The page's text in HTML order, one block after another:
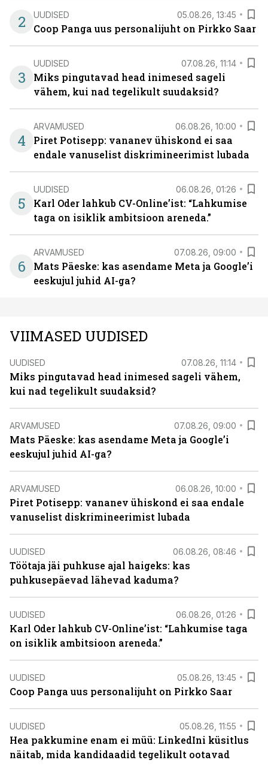
2 UUDISED 05.08.26, 13:45
Coop Panga uus personalijuht on Pirkko Saar
3
UUDISED 07.08.26, 11:14
Miks pingutavad head inimesed sageli
vähem, kui nad tegelikult suudaksid?
4
ARVAMUSED 06.08.26, 10:00
Piret Potisepp: vananev ühiskond ei saa
endale vanuselist diskrimineerimist lubada
5
UUDISED 06.08.26, 01:26
Karl Oder lahkub CV-Online’ist: “Lahkumise
taga on isiklik ambitsioon areneda.”
6
ARVAMUSED 07.08.26, 09:00
Mats Päeske: kas asendame Meta ja Google’i
eeskujul juhid AI-ga?
VIIMASED UUDISED
UUDISED 07.08.26, 11:14
Miks pingutavad head inimesed sageli vähem,
kui nad tegelikult suudaksid?
ARVAMUSED 07.08.26, 09:00
Mats Päeske: kas asendame Meta ja Google’i
eeskujul juhid AI-ga?
ARVAMUSED 06.08.26, 10:00
Piret Potisepp: vananev ühiskond ei saa endale
vanuselist diskrimineerimist lubada
UUDISED 06.08.26, 08:46
Töötaja jäi puhkuse ajal haigeks: kas
puhkusepäevad lähevad kaduma?
UUDISED 06.08.26, 01:26
Karl Oder lahkub CV-Online’ist: “Lahkumise taga
on isiklik ambitsioon areneda.”
UUDISED 05.08.26, 13:45
Coop Panga uus personalijuht on Pirkko Saar
UUDISED 05.08.26, 11:55
Hea pakkumine enam ei müü: LinkedIni küsitlus
näitab, mida kandidaadid tegelikult ootavad